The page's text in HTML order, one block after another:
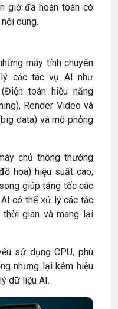
giờ đã hoàn toàn có
dung.
máy tính chuyên
các tác vụ AI như
toán hiệu năng
Render Video và
data) và mô phỏng
chủ thông thường
họa) hiệu suất cao,
giúp tăng tốc các
có thể xử lý các tác
thời gian và mang lại
sử dụng CPU, phù
nhưng lại kém hiệu
dữ liệu AI.